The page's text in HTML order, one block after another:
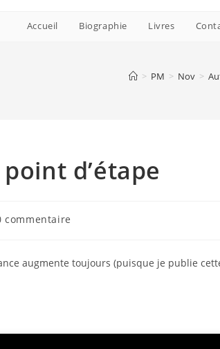
Accueil Biographie Livres
> PM > Nov >
d’étape
commentaire
augmente toujours (puisque je publie